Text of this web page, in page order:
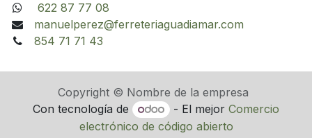
622 87 77 08
manuelperez@ferreteriaguadiamar.com
854 71 71 43
Copyright © Nombre de la empresa
Con tecnología de
- El mejorComercio
electrónico de código abierto